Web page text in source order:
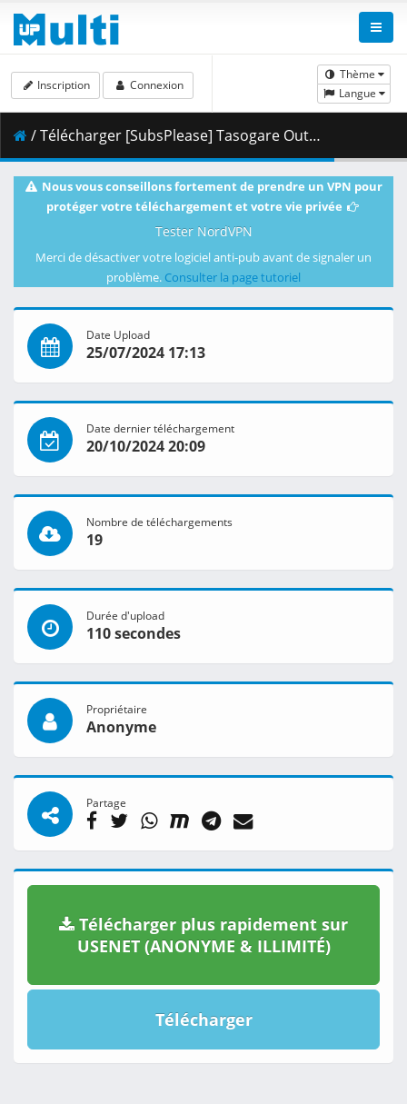
Thème
Langue
Inscription Connexion
/ Télécharger [SubsPlease] Tasogare Out Focus - 04 (1080p) [EDEF2D46].mkv.001 ( 460.33 MB )
Nous vous conseillons fortement de prendre un VPN pour
protéger votre téléchargement et votre vie privée
Tester NordVPN
Merci de désactiver votre logiciel anti-pub avant de signaler un
problème. Consulter la page tutoriel
Date Upload
25/07/2024 17:13
Date dernier téléchargement
20/10/2024 20:09
Nombre de téléchargements
19
Durée d'upload
110 secondes
Propriétaire
Anonyme
Partage
Télécharger plus rapidement sur
USENET (ANONYME & ILLIMITÉ)
Télécharger